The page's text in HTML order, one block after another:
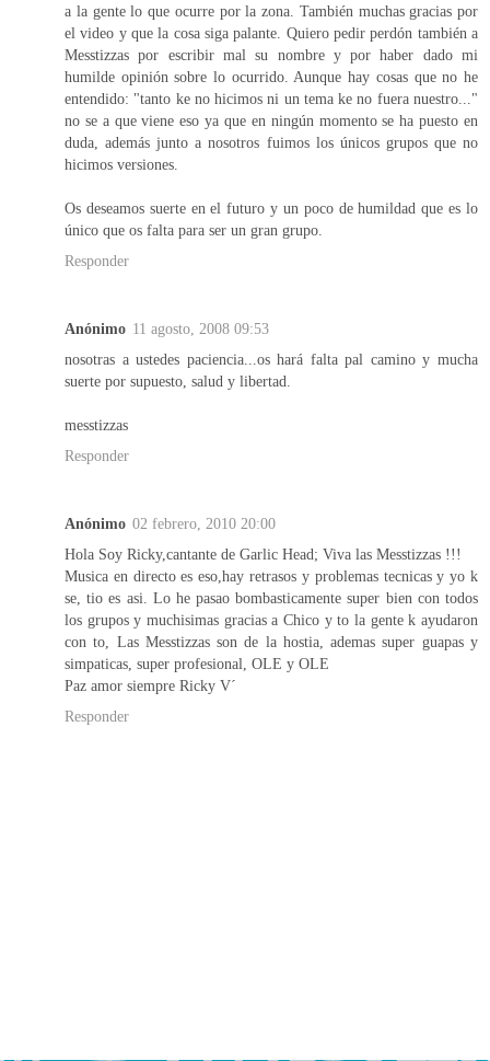
a la gente lo que ocurre por la zona. También muchas gracias por
el video y que la cosa siga palante. Quiero pedir perdón también a
Messtizzas por escribir mal su nombre y por haber dado mi
humilde opinión sobre lo ocurrido. Aunque hay cosas que no he
entendido: "tanto ke no hicimos ni un tema ke no fuera nuestro..."
no se a que viene eso ya que en ningún momento se ha puesto en
duda, además junto a nosotros fuimos los únicos grupos que no
hicimos versiones.
Os deseamos suerte en el futuro y un poco de humildad que es lo
único que os falta para ser un gran grupo.
Responder
Anónimo 11 agosto, 2008 09:53
nosotras a ustedes paciencia...os hará falta pal camino y mucha
suerte por supuesto, salud y libertad.
messtizzas
Responder
Anónimo 02 febrero, 2010 20:00
Hola Soy Ricky,cantante de Garlic Head; Viva las Messtizzas !!!
Musica en directo es eso,hay retrasos y problemas tecnicas y yo k
se, tio es asi. Lo he pasao bombasticamente super bien con todos
los grupos y muchisimas gracias a Chico y to la gente k ayudaron
con to, Las Messtizzas son de la hostia, ademas super guapas y
simpaticas, super profesional, OLE y OLE
Paz amor siempre Ricky V´
Responder